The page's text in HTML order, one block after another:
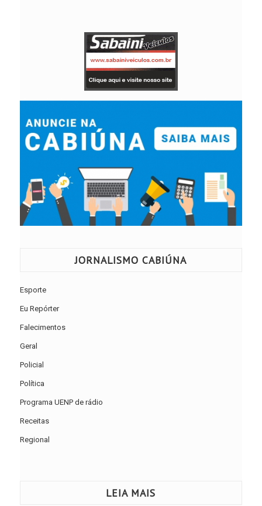
JORNALISMO CABIÚNA
Esporte
Eu Repórter
Falecimentos
Geral
Policial
Política
Programa UENP de rádio
Receitas
Regional
LEIA MAIS